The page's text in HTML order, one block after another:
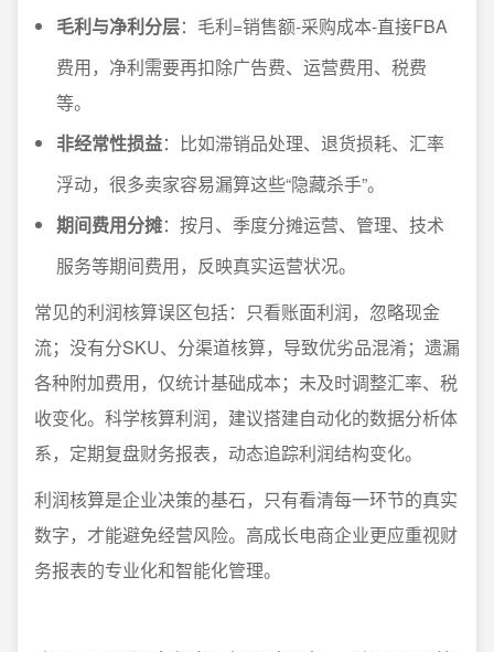
毛利与净利分层：毛利=销售额-采购成本-直接FBA
费用，净利需要再扣除广告费、运营费用、税费
等。
非经常性损益：比如滞销品处理、退货损耗、汇率
浮动，很多卖家容易漏算这些“隐藏杀手”。
期间费用分摊：按月、季度分摊运营、管理、技术
服务等期间费用，反映真实运营状况。
常见的利润核算误区包括：只看账面利润，忽略现金
流；没有分SKU、分渠道核算，导致优劣品混淆；遗漏
各种附加费用，仅统计基础成本；未及时调整汇率、税
收变化。科学核算利润，建议搭建自动化的数据分析体
系，定期复盘财务报表，动态追踪利润结构变化。
利润核算是企业决策的基石，只有看清每一环节的真实
数字，才能避免经营风险。高成长电商企业更应重视财
务报表的专业化和智能化管理。